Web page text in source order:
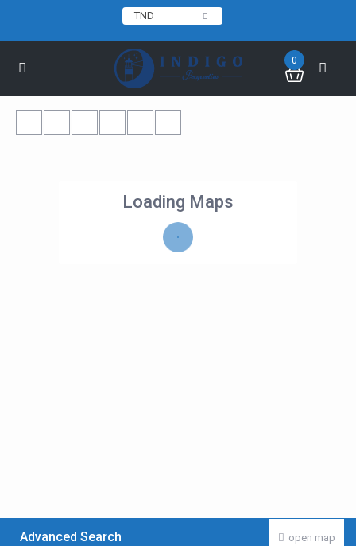
TND
0
Loading Maps
open map
Advanced Search